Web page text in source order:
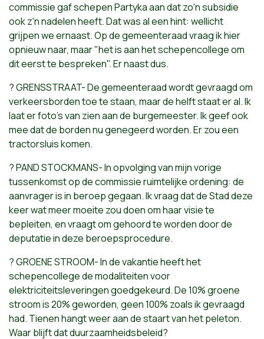
commissie gaf schepen Partyka aan dat zo'n subsidie
ook z'n nadelen heeft. Dat was al een hint: wellicht
grijpen we ernaast. Op de gemeenteraad vraag ik hier
opnieuw naar, maar "het is aan het schepencollege om
dit eerst te bespreken". Er naast dus.
? GRENSSTRAAT- De gemeenteraad wordt gevraagd om
verkeersborden toe te staan, maar de helft staat er al. Ik
laat er foto's van zien aan de burgemeester. Ik geef ook
mee dat de borden nu genegeerd worden. Er zou een
tractorsluis komen.
? PAND STOCKMANS- In opvolging van mijn vorige
tussenkomst op de commissie ruimtelijke ordening: de
aanvrager is in beroep gegaan. Ik vraag dat de Stad deze
keer wat meer moeite zou doen om haar visie te
bepleiten, en vraagt om gehoord te worden door de
deputatie in deze beroepsprocedure.
? GROENE STROOM- In de vakantie heeft het
schepencollege de modaliteiten voor
elektriciteitsleveringen goedgekeurd. De 10% groene
stroom is 20% geworden, geen 100% zoals ik gevraagd
had. Tienen hangt weer aan de staart van het peleton.
Waar blijft dat duurzaamheidsbeleid?